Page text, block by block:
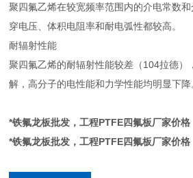
聚四氟乙烯在较宽频率范围内的介电常数
穿电压、体积电阻率和耐电弧性都较高。
耐辐射性能
聚四氟乙烯的耐辐射性能较差（104拉德）
解，高分子的电性能和力学性能均明显下降
*铁氟龙板批发，工程PTFE四氟板厂家价格
*铁氟龙板批发，工程PTFE四氟板厂家价格